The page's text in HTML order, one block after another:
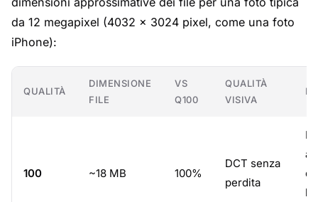
da 12 megapixel (4032 × 3024 pixel, come una foto
iPhone):
QUALITÀ
DIMENSIONE
FILE
VS
Q100
QUALITÀ
VISIVA
100 ~18 MB 100%
DCT senza
perdita
di